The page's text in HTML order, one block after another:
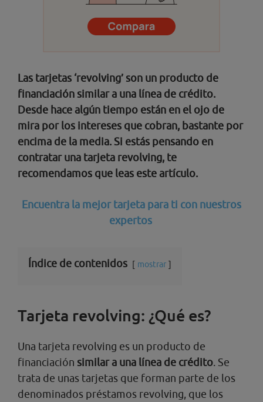
Las tarjetas ‘revolving’ son un producto de
financiación similar a una línea de crédito.
Desde hace algún tiempo están en el ojo de
mira por los intereses que cobran, bastante por
encima de la media. Si estás pensando en
contratar una tarjeta revolving, te
recomendamos que leas este artículo.
Encuentra la mejor tarjeta para ti con nuestros
expertos
Índice de contenidos mostrar
Tarjeta revolving: ¿Qué es?
Una tarjeta revolving es un producto de
financiación similar a una línea de crédito. Se
trata de unas tarjetas que forman parte de los
denominados préstamos revolving, que los